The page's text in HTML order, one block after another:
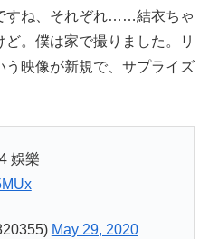
すね、それぞれ……結衣ちゃ
。僕は家で撮りました。リ
映像が新規で、サプライズ
娛樂
May 29, 2020